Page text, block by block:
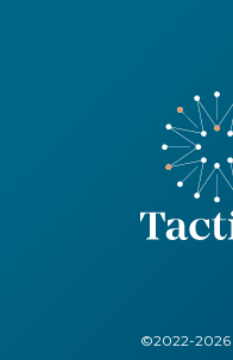
©2022-2026